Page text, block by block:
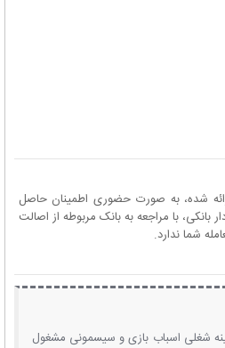
شده، به صورت حضوری اطمینان حاصل
با مراجعه به بانک مربوطه از اصالت
شما ندارد.
شغلی اسباب بازی و سیسمونی مشغول